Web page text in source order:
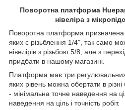
Поворотна платформа
нівеліра з
Поворотна платформа призначена
яких є різьблення 1/4", так само
нівелірів з різьбою 5/8, але з
придбати в нашому магазині.
Платформа має три
яких рівень можна обертати в
- мінімальна точне наведення на
наведення на ціль і точність робіт.